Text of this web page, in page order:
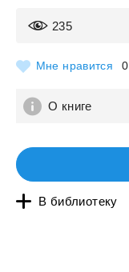
235
Мне нравится 0
О книге
В библиотеку